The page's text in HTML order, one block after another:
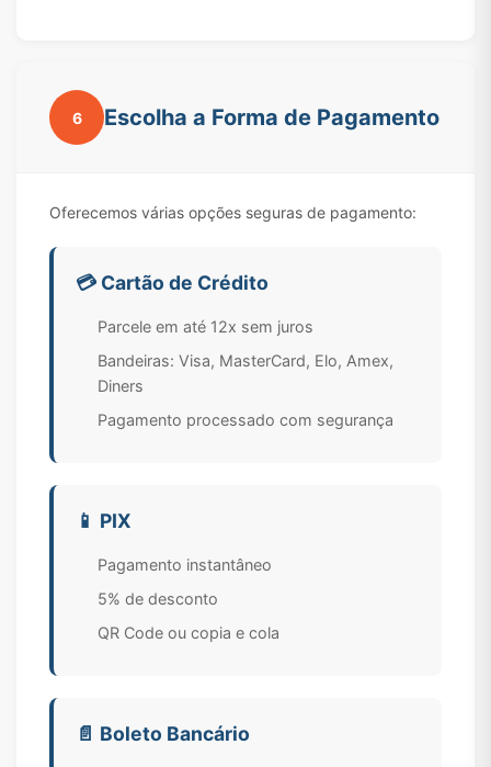
6 Escolha a Forma de Pagamento
Oferecemos várias opções seguras de pagamento:
💳 Cartão de Crédito
Parcele em até 12x sem juros
Bandeiras: Visa, MasterCard, Elo, Amex,
Diners
Pagamento processado com segurança
📱 PIX
Pagamento instantâneo
5% de desconto
QR Code ou copia e cola
📄 Boleto Bancário